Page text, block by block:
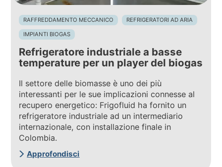
RAFFREDDAMENTO MECCANICO REFRIGERATORI AD ARIA
IMPIANTI BIOGAS
Refrigeratore industriale a basse
temperature per un player del biogas
Il settore delle biomasse è uno dei più
interessanti per le sue implicazioni connesse al
recupero energetico: Frigofluid ha fornito un
refrigeratore industriale ad un intermediario
internazionale, con installazione finale in
Colombia.
Approfondisci